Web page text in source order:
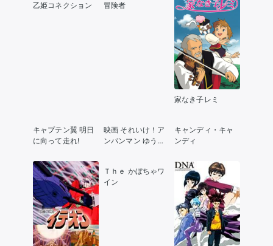
乙姫コネクション 冒険者
家なき子レミ
キャプテン翼 明日
に向って走れ!
映画 それいけ！ア
ンパンマン ゆうれ
キャンディ・キャ
ンディ
Ｔｈｅ かぼちゃワ
イン